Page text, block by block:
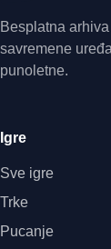
Besplatna
savremene
punoletne.
Igre
Sve igre
Trke
Pucanje